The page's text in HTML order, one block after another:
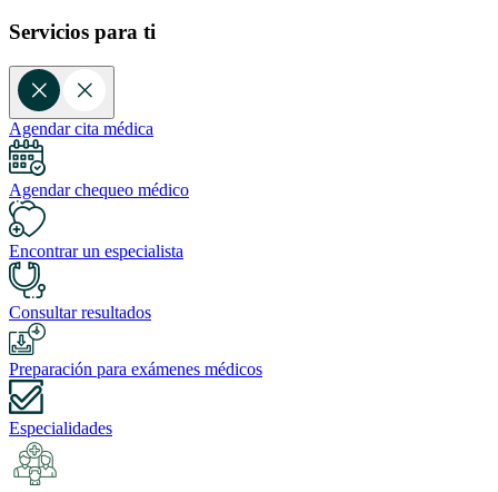
Servicios para ti
Agendar cita médica
Agendar chequeo médico
Encontrar un especialista
Consultar resultados
Preparación para exámenes médicos
Especialidades